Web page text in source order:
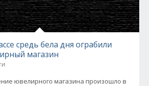
средь бела дня ограбили
магазин
ювелирного магазина произошло в